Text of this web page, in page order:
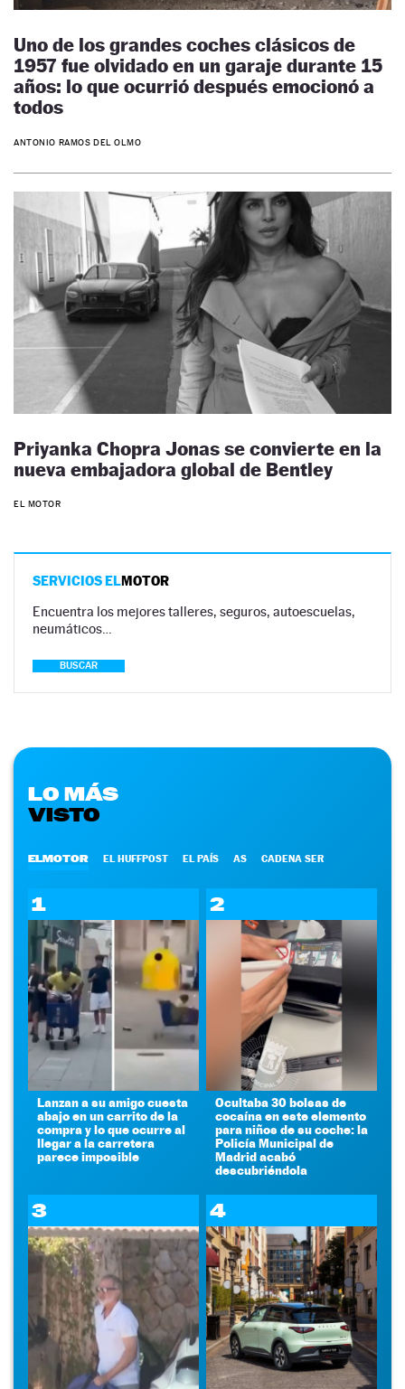
Uno de los grandes coches clásicos de
1957 fue olvidado en un garaje durante 15
años: lo que ocurrió después emocionó a
todos
ANTONIO RAMOS DEL OLMO
Priyanka Chopra Jonas se convierte en la
nueva embajadora global de Bentley
EL MOTOR
SERVICIOS ELMOTOR
Encuentra los mejores talleres, seguros, autoescuelas,
neumáticos…
BUSCAR
LO MÁS
VISTO
ELMOTOR EL HUFFPOST EL PAÍS AS CADENA SER
1
Lanzan a su amigo cuesta
abajo en un carrito de la
compra y lo que ocurre al
llegar a la carretera
parece imposible
2
Ocultaba 30 bolsas de
cocaína en este elemento
para niños de su coche: la
Policía Municipal de
Madrid acabó
descubriéndola
3 4